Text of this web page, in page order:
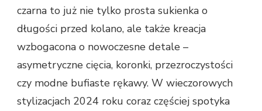
czarna to już nie tylko prosta sukienka o
długości przed kolano, ale także kreacja
wzbogacona o nowoczesne detale –
asymetryczne cięcia, koronki, przezroczystości
czy modne bufiaste rękawy. W wieczorowych
stylizacjach 2024 roku coraz częściej spotyka